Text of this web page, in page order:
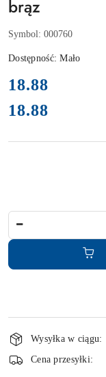
brąz
Symbol: 000760
Dostępność:Mało
cena:
18.88
Cena:
18.88
Dostępność
i
dostawa
Wysyłka w ciągu:
Cena przesyłki: